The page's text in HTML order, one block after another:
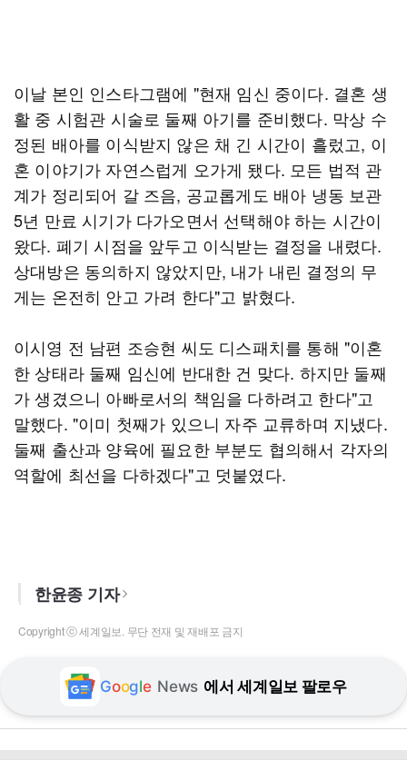
이날 본인 인스타그램에 "현재 임신 중이다. 결혼 생
활 중 시험관 시술로 둘째 아기를 준비했다. 막상 수
정된 배아를 이식받지 않은 채 긴 시간이 흘렀고, 이
혼 이야기가 자연스럽게 오가게 됐다. 모든 법적 관
계가 정리되어 갈 즈음, 공교롭게도 배아 냉동 보관
5년 만료 시기가 다가오면서 선택해야 하는 시간이
왔다. 폐기 시점을 앞두고 이식받는 결정을 내렸다.
상대방은 동의하지 않았지만, 내가 내린 결정의 무
게는 온전히 안고 가려 한다"고 밝혔다.
이시영 전 남편 조승현 씨도 디스패치를 통해 "이혼
한 상태라 둘째 임신에 반대한 건 맞다. 하지만 둘째
가 생겼으니 아빠로서의 책임을 다하려고 한다"고
말했다. "이미 첫째가 있으니 자주 교류하며 지냈다.
둘째 출산과 양육에 필요한 부분도 협의해서 각자의
역할에 최선을 다하겠다"고 덧붙였다.
한윤종 기자
Copyright ⓒ 세계일보. 무단 전재 및 재배포 금지
Google News 에서 세계일보 팔로우